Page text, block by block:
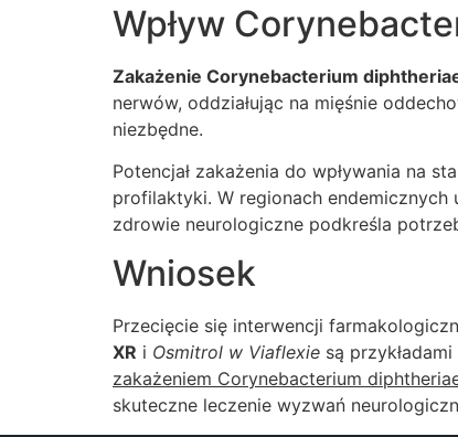
Wpływ
Zakażenie Corynebacterium
nerwów, oddziałując na mięśnie
niezbędne.
Potencjał zakażenia do wpływania na
profilaktyki. W regionach endemicznych
zdrowie neurologiczne podkreśla
Wniosek
Przecięcie się interwencji
XR i Osmitrol w Viaflexie są
zakażeniem Corynebacterium
skuteczne leczenie wyzwań